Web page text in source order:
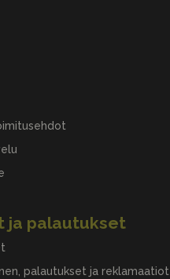
ja palautukset
palautukset ja reklamaatiot